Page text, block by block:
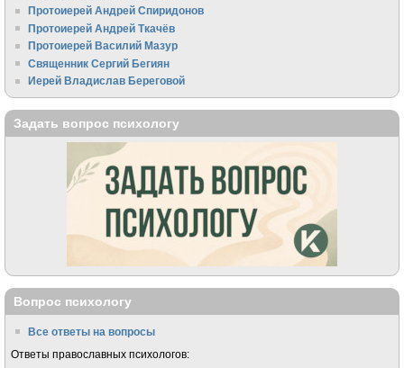
Протоиерей Андрей Спиридонов
Протоиерей Андрей Ткачёв
Протоиерей Василий Мазур
Священник Сергий Бегиян
Иерей Владислав Береговой
Задать вопрос психологу
Вопрос психологу
Все ответы на вопросы
Ответы православных психологов: